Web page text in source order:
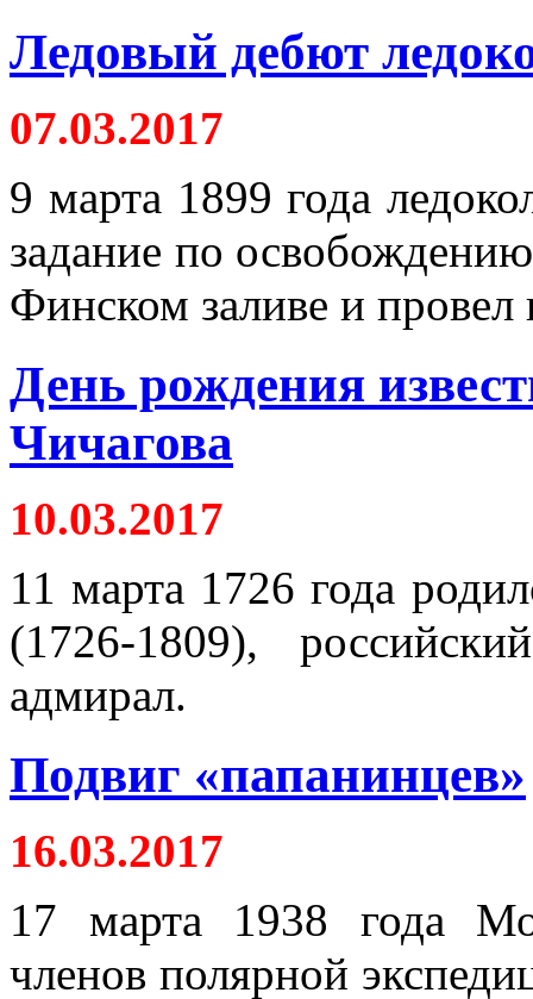
Ледовый дебют
07.03.2017
9 марта 1899 года
задание по
Финском заливе и провел
День рождения
Чичагова
10.03.2017
11 марта 1726 года
(1726-1809),
адмирал.
Подвиг «папанинцев»
16.03.2017
17 марта 1938 года
членов полярной